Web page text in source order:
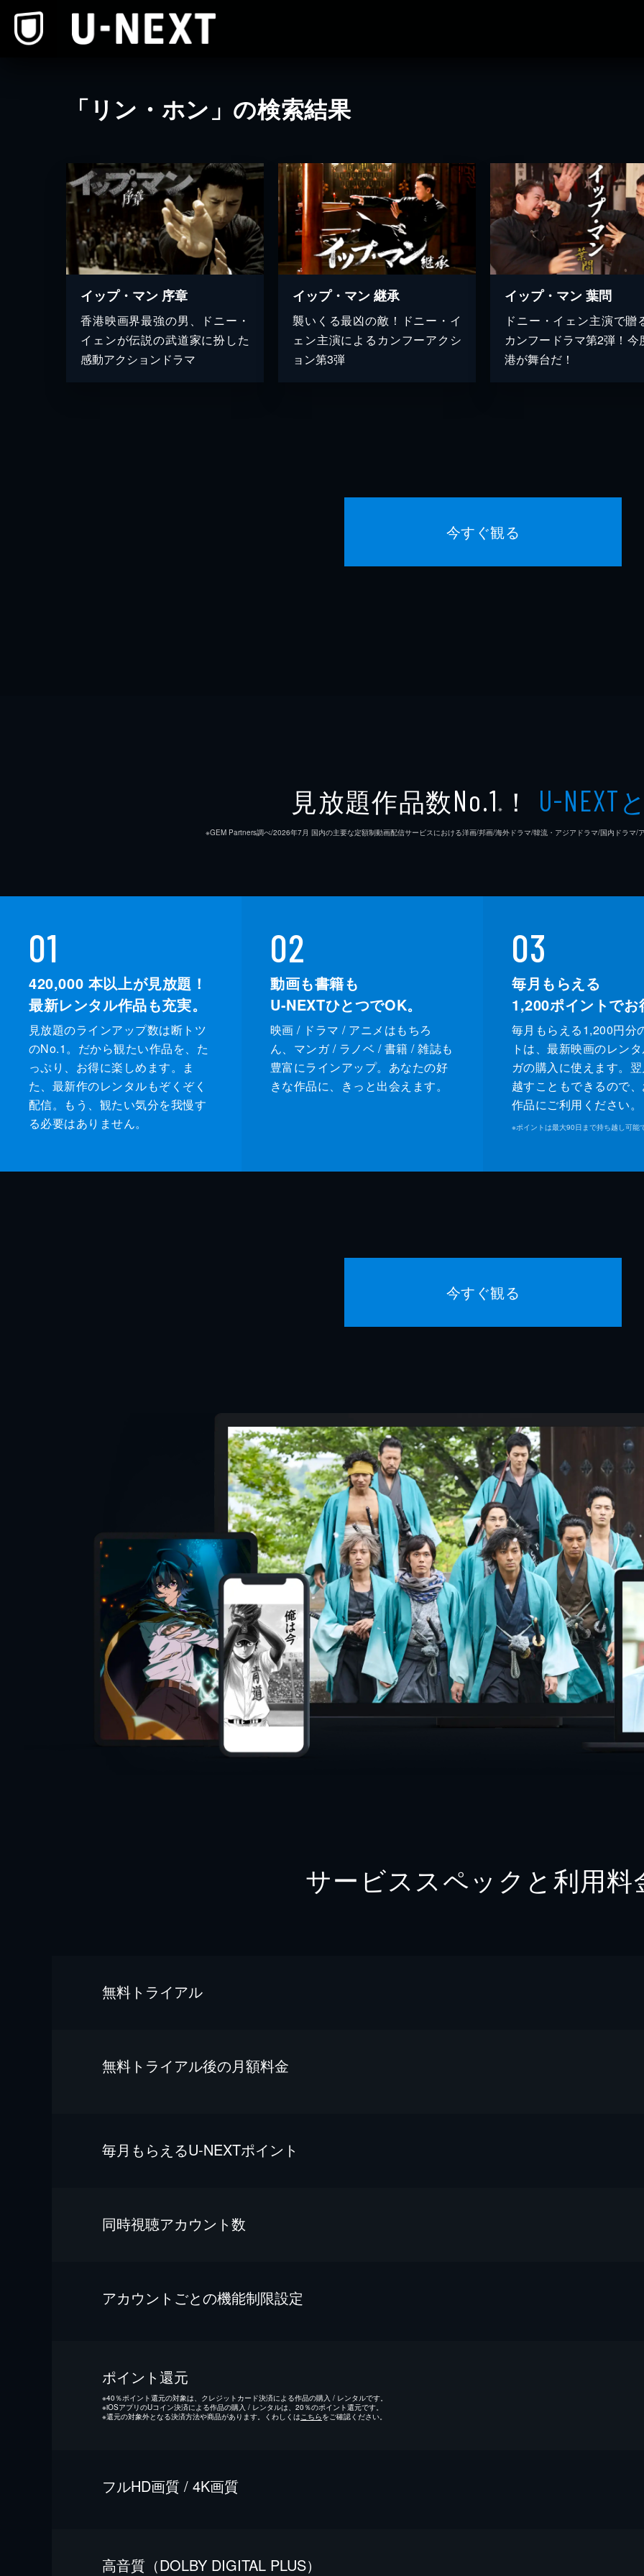
「リン・ホン」の検索結果
イップ・マン 序章
香港映画界最強の男、ドニー・
イェンが伝説の武道家に扮した
感動アクションドラマ
イップ・マン 継承
襲いくる最凶の敵！ドニー・イ
ェン主演によるカンフーアクシ
ョン第3弾
イップ・マン 葉問
ドニー・イェン主演で贈
カンフードラマ第2弾！今
港が舞台だ！
今すぐ観る
見放題作品数No.1 ※ ！ U-NEXT
※GEM Partners調べ/2026年7⽉ 国内の主要な定額制動画配信サービスにおける洋画/邦画/海外ドラマ/韓流・アジアドラマ/国内ドラマ/
01
420,000 本以上が見放題！
最新レンタル作品も充実。
見放題のラインアップ数は断トツ
のNo.1。だから観たい作品を、た
っぷり、お得に楽しめます。ま
た、最新作のレンタルもぞくぞく
配信。もう、観たい気分を我慢す
る必要はありません。
02
動画も書籍も
U-NEXTひとつでOK。
映画 / ドラマ / アニメはもちろ
ん、マンガ / ラノベ / 書籍 / 雑誌も
豊富にラインアップ。あなたの好
きな作品に、きっと出会えます。
03
毎月もらえる
1,200ポイントでお
毎月もらえる1,200円分
トは、最新映画のレン
ガの購入に使えます。
越すこともできるので
作品にご利用ください。
※ポイントは最大90日まで持ち越し可能
今すぐ観る
サービススペックと利用料
無料トライアル
無料トライアル後の⽉額料金
毎⽉もらえるU-NEXTポイント
同時視聴アカウント数
アカウントごとの機能制限設定
ポイント還元
※40％ポイント還元の対象は、クレジットカード決済による作品の購入 / レンタルです。
※iOSアプリのUコイン決済による作品の購入 / レンタルは、20％のポイント還元です。
※還元の対象外となる決済方法や商品があります。くわしくは こちらをご確認ください。
フルHD画質 / 4K画質
⾼⾳質（DOLBY DIGITAL PLUS）